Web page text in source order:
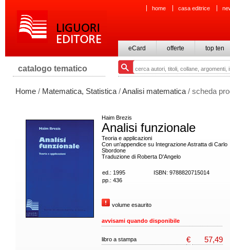
home casa editrice
eCard offerte top ten
catalogo tematico
Home / Matematica, Statistica /Analisi matematica / scheda
Haim Brezis
Analisi funzionale
Teoria e applicazioni
Con un'appendice su Integrazione Astratta di Carlo
Sbordone
Traduzione di Roberta D'Angelo
ed.: 1995
ISBN: 9788820715014
pp.: 436
volume esaurito
avvisami quando disponibile
libro a stampa € 57,49